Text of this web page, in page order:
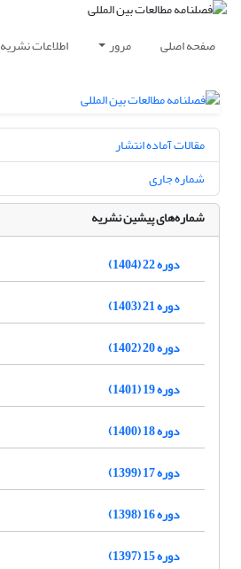
صفحه اصلی مرور اطلاعات نشریه
مقالات آماده انتشار
شماره جاری
شماره‌های پیشین نشریه
دوره 22 (1404)
دوره 21 (1403)
دوره 20 (1402)
دوره 19 (1401)
دوره 18 (1400)
دوره 17 (1399)
دوره 16 (1398)
دوره 15 (1397)